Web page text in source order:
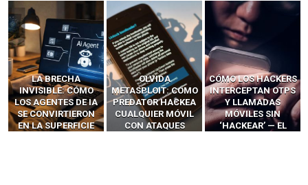
LA BRECHA
INVISIBLE: CÓMO
LOS AGENTES DE IA
SE CONVIRTIERON
EN LA SUPERFICIE
OLVIDA
METASPLOIT: CÓMO
PREDATOR HACKEA
CUALQUIER MÓVIL
CON ATAQUES
CÓMO LOS HACKERS
INTERCEPTAN OTPS
Y LLAMADAS
MÓVILES SIN
‘HACKEAR’ — EL